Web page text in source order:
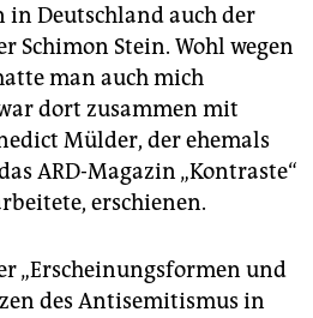
in Deutschland auch der
Schimon Stein. Wohl wegen
man auch mich
dort zusammen mit
Mülder, der ehemals
ARD-Magazin „Kontraste“
erschienen.
„Erscheinungsformen und
des Antisemitismus in